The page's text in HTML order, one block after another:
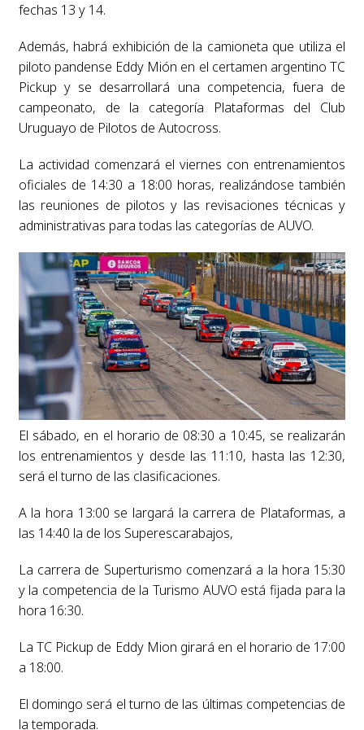
fechas 13 y 14.
Además, habrá exhibición de la camioneta que utiliza el
piloto pandense Eddy Mión en el certamen argentino TC
Pickup y se desarrollará una competencia, fuera de
campeonato, de la categoría Plataformas del Club
Uruguayo de Pilotos de Autocross.
La actividad comenzará el viernes con entrenamientos
oficiales de 14:30 a 18:00 horas, realizándose también
las reuniones de pilotos y las revisaciones técnicas y
administrativas para todas las categorías de AUVO.
El sábado, en el horario de 08:30 a 10:45, se realizarán
los entrenamientos y desde las 11:10, hasta las 12:30,
será el turno de las clasificaciones.
A la hora 13:00 se largará la carrera de Plataformas, a
las 14:40 la de los Superescarabajos,
La carrera de Superturismo comenzará a la hora 15:30
y la competencia de la Turismo AUVO está fijada para la
hora 16:30.
La TC Pickup de Eddy Mion girará en el horario de 17:00
a 18:00.
El domingo será el turno de las últimas competencias de
la temporada.